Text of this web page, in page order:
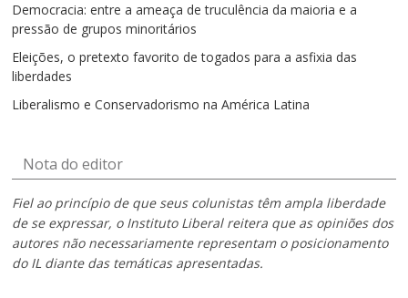
Democracia: entre a ameaça de truculência da maioria e a
pressão de grupos minoritários
Eleições, o pretexto favorito de togados para a asfixia das
liberdades
Liberalismo e Conservadorismo na América Latina
Nota do editor
Fiel ao princípio de que seus colunistas têm ampla liberdade
de se expressar, o Instituto Liberal reitera que as opiniões dos
autores não necessariamente representam o posicionamento
do IL diante das temáticas apresentadas.